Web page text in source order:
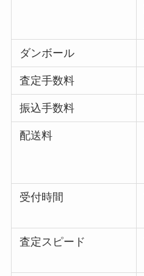
ダンボール
査定手数料
振込手数料
配送料
受付時間
査定スピード